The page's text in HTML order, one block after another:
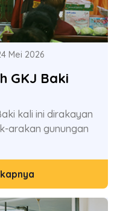
Mei 2026
GKJ Baki
kali ini dirakayan
arakan gunungan